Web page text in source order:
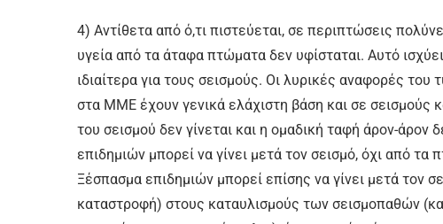
4) Αντίθετα από ό,τι πιστεύεται, σε περιπτώσεις
υγεία από τα άταφα πτώματα δεν υφίσταται. Αυτό
ιδιαίτερα για τους σεισμούς. Οι λυρικές αναφορές του
στα ΜΜΕ έχουν γενικά ελάχιστη βάση και σε
του σεισμού δεν γίνεται και η ομαδική ταφή άρον-άρον
επιδημιών μπορεί να γίνει μετά τον σεισμό, όχι από
Ξέσπασμα επιδημιών μπορεί επίσης να γίνει μετά τον
καταστροφή) στους καταυλισμούς των σεισμοπαθών